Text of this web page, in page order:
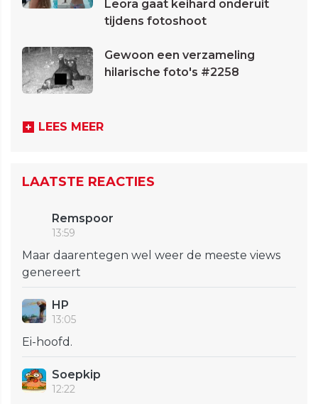
Leora gaat keihard onderuit
tijdens fotoshoot
Gewoon een verzameling
hilarische foto's #2258
LEES MEER
LAATSTE REACTIES
Remspoor
13:59
Maar daarentegen wel weer de meeste views
genereert
HP
13:05
Ei-hoofd.
Soepkip
12:22